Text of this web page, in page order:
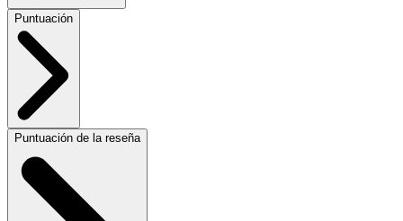
Puntuación
Puntuación de la reseña